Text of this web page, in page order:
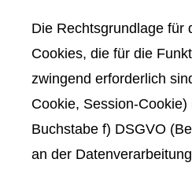
Die Rechtsgrundlage für
Cookies, die für die
zwingend erforderlich
Cookie, Session-
Buchstabe f) DSGVO
an der